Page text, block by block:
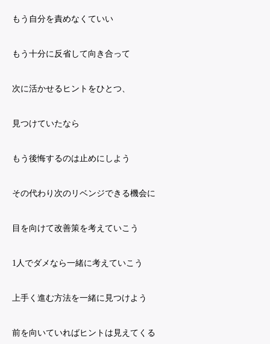
もう自分を責めなくていい
もう十分に反省して向き合って
次に活かせるヒントをひとつ、
見つけていたなら
もう後悔するのは止めにしよう
その代わり次のリベンジできる機会に
目を向けて改善策を考えていこう
1人でダメなら一緒に考えていこう
上手く進む方法を一緒に見つけよう
前を向いていればヒントは見えてくる